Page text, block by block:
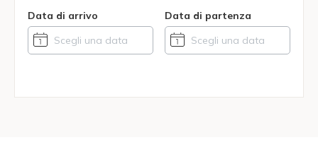
Data di arrivo
Data di partenza